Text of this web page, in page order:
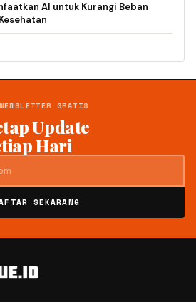
AI untuk Kurangi Beban
GRATIS
Update
Hari
SEKARANG